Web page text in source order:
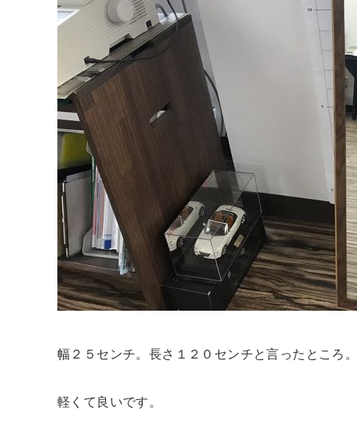
幅２５センチ。長さ１２０センチと言ったところ
軽くて良いです。